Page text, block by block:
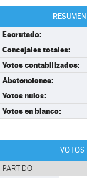
Escrutado:
Concejales totales:
Votos contabilizados:
Abstenciones:
Votos nulos:
Votos en blanco:
VOTOS
PARTIDO